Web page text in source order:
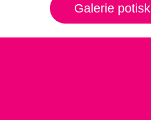
Galerie